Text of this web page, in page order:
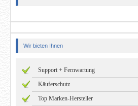
Wir bieten Ihnen
Support + Fernwartung
Käuferschutz
Top Marken-Hersteller